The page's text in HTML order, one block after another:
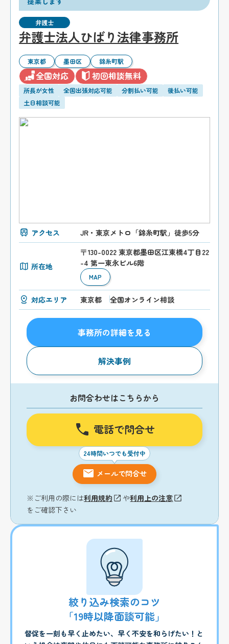
弁護士
弁護士法人ひばり法律事務所
東京都 墨田区 錦糸町駅
全国対応 初回相談無料
所長が女性 全国出張対応可能 分割払い可能
後払い可能
土日相談可能
アクセス JR・東京メトロ「錦糸町駅」徒歩5分
所在地
〒130-0022 東京都墨田区江東橋4丁目22
-4 第一東永ビル6階
MAP
対応エリア 東京都 全国オンライン相談
事務所の詳細を見る
解決事例
お問合わせはこちらから
電話で問合せ
24時間いつでも受付中
メールで問合せ
※ご利用の際には利用規約 や利用上の注意
をご確認下さい
絞り込み検索のコツ
「19時以降面談可能」
督促を一刻も早く止めたい、早く不安を和らげたい！と